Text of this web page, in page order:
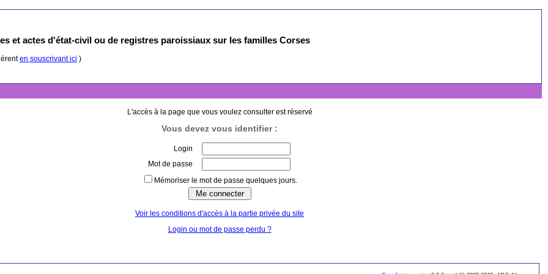
et actes d'état-civil ou de registres paroissiaux sur les familles Corses
en souscrivant ici )
L'accès à la page que vous voulez consulter est réservé
Vous devez vous identifier :
Login
Mot de passe
Mémoriser le mot de passe quelques jours.
Voir les conditions d'accès à la partie privée du site
Login ou mot de passe perdu ?